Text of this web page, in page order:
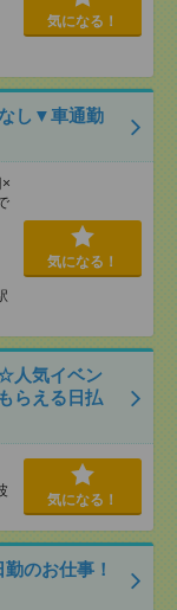
気になる！
し▼車通勤
気になる！
人気イベン
らえる日払
気になる！
のお仕事！